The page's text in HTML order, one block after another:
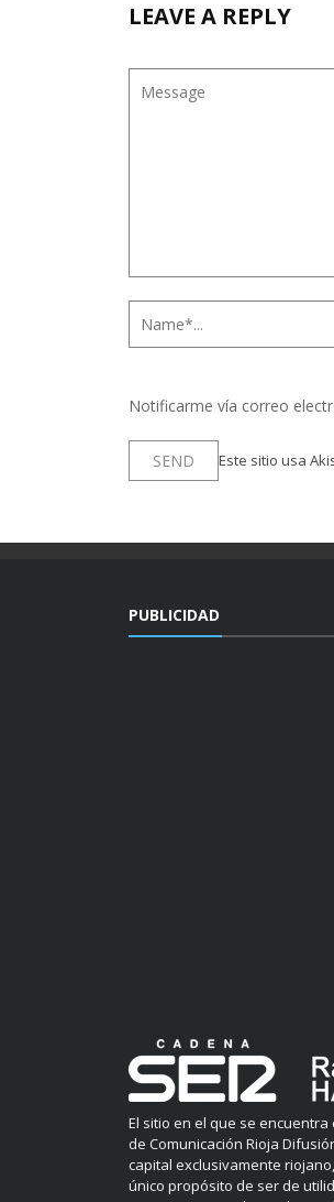
LEAVE A REPLY
Notificarme vía correo
Este sitio usa
PUBLICIDAD
El sitio en el que se
de Comunicación Rioja
capital exclusivamente
único propósito de ser de